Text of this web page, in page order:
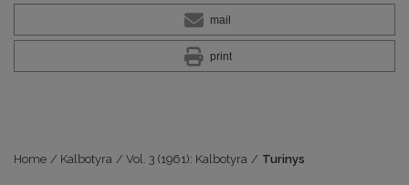
mail
print
Home / Kalbotyra / Vol. 3 (1961): Kalbotyra / Turinys